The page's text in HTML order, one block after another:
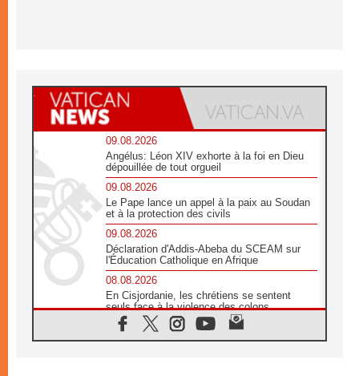
09.08.2026
Angélus: Léon XIV exhorte à la foi en Dieu
dépouillée de tout orgueil
09.08.2026
Le Pape lance un appel à la paix au Soudan
et à la protection des civils
09.08.2026
Déclaration d'Addis-Abeba du SCEAM sur
l'Éducation Catholique en Afrique
08.08.2026
En Cisjordanie, les chrétiens se sentent
seuls face à la violence des colons
08.08.2026
Léon XIV au sanctuaire de Notre Dame du